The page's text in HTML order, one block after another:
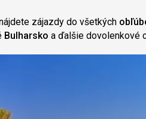
zájazdy do všetkých
Bulharsko a ďalšie dovolenkové